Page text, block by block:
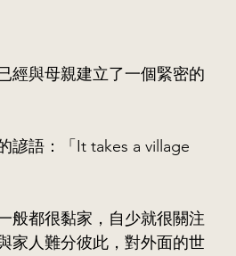
經與母親建立了一個緊密的
諺語：「It takes a village
般都很黏家，自少就很關注
家人難分彼此，對外面的世